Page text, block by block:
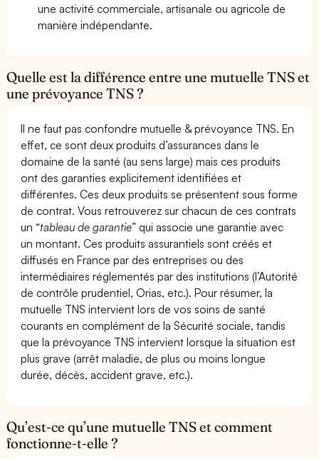
une activité commerciale, artisanale ou agricole de
manière indépendante.
Quelle est la différence entre une mutuelle TNS et
une prévoyance TNS ?
Il ne faut pas confondre mutuelle & prévoyance TNS. En
effet, ce sont deux produits d’assurances dans le
domaine de la santé (au sens large) mais ces produits
ont des garanties explicitement identifiées et
différentes. Ces deux produits se présentent sous forme
de contrat. Vous retrouverez sur chacun de ces contrats
un “tableau de garantie” qui associe une garantie avec
un montant. Ces produits assurantiels sont créés et
diffusés en France par des entreprises ou des
intermédiaires réglementés par des institutions (l’Autorité
de contrôle prudentiel, Orias, etc.). Pour résumer, la
mutuelle TNS intervient lors de vos soins de santé
courants en complément de la Sécurité sociale, tandis
que la prévoyance TNS intervient lorsque la situation est
plus grave (arrêt maladie, de plus ou moins longue
durée, décès, accident grave, etc.).
Qu’est-ce qu’une mutuelle TNS et comment
fonctionne-t-elle ?